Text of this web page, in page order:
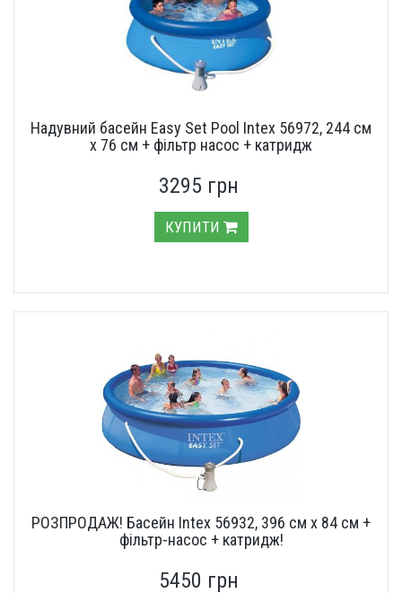
Надувний басейн Easy Set Pool Intex 56972, 244 см
х 76 см + фільтр насос + катридж
3295 грн
КУПИТИ
РОЗПРОДАЖ! Басейн Intex 56932, 396 см х 84 см +
фільтр-насос + катридж!
5450 грн